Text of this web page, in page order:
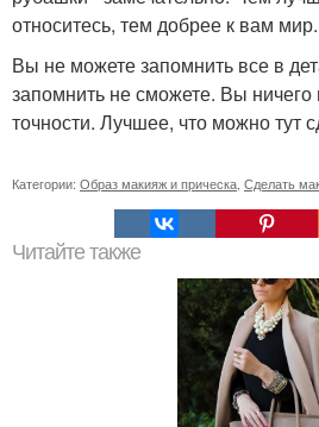
относитесь, тем добрее к вам мир.
Вы не можете запомнить все в
запомнить не сможете. Вы ничего
точности. Лучшее, что можно тут
Категории: Образ макияж и прическа Сделать
Читайте также